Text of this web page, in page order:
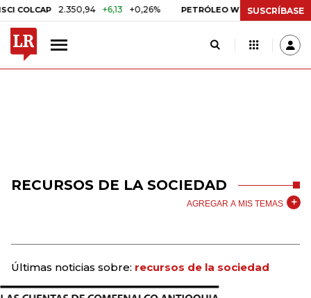
2.350,94 +6,13 +0,26% PETRÓLEO WTI US$ 78,01 US$
SUSCRÍBASE
RECURSOS DE LA SOCIEDAD
AGREGAR A MIS TEMAS
Últimas noticias sobre: recursos de la sociedad